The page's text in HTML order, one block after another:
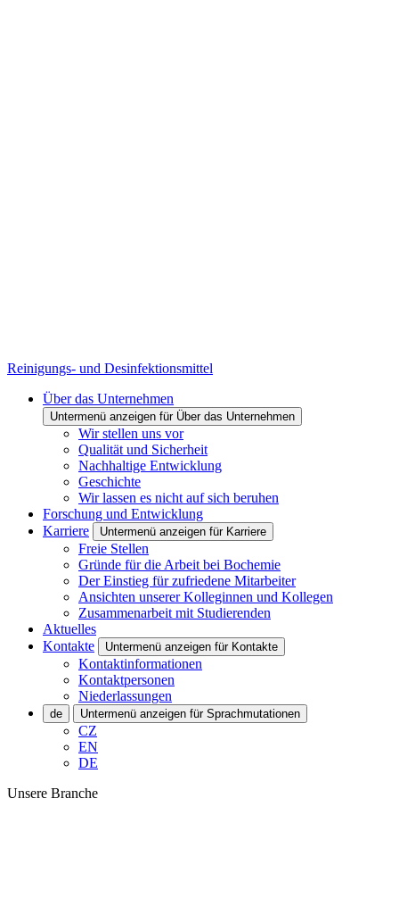
Reinigungs- und Desinfektionsmittel
Über das Unternehmen
Untermenü anzeigen für Über das Unternehmen
Wir stellen uns vor
Qualität und Sicherheit
Nachhaltige Entwicklung
Geschichte
Wir lassen es nicht auf sich beruhen
Forschung und Entwicklung
Karriere
Untermenü anzeigen für Karriere
Freie Stellen
Gründe für die Arbeit bei Bochemie
Der Einstieg für zufriedene Mitarbeiter
Ansichten unserer Kolleginnen und Kollegen
Zusammenarbeit mit Studierenden
Aktuelles
Kontakte
Untermenü anzeigen für Kontakte
Kontaktinformationen
Kontaktpersonen
Niederlassungen
de Untermenü anzeigen für Sprachmutationen
CZ
EN
DE
Unsere Branche